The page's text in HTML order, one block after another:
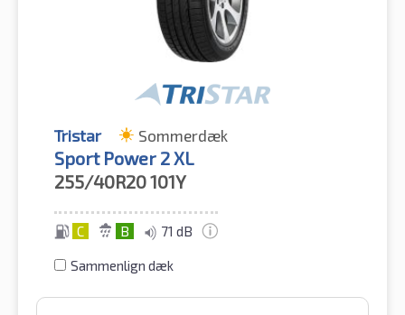
Tristar Sommerdæk
Sport Power 2 XL
255/40R20101Y
C B 71 dB
Sammenlign dæk